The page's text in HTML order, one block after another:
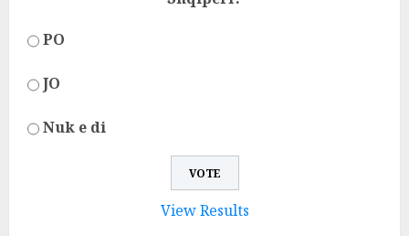
PO
JO
Nuk e di
View Results